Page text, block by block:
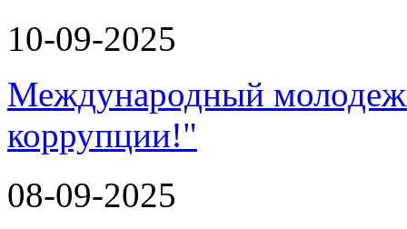
10-09-2025
Международный
коррупции!"
08-09-2025